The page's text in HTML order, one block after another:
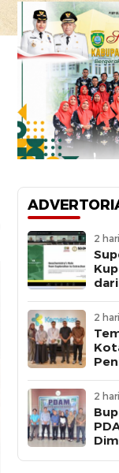
2
2
2